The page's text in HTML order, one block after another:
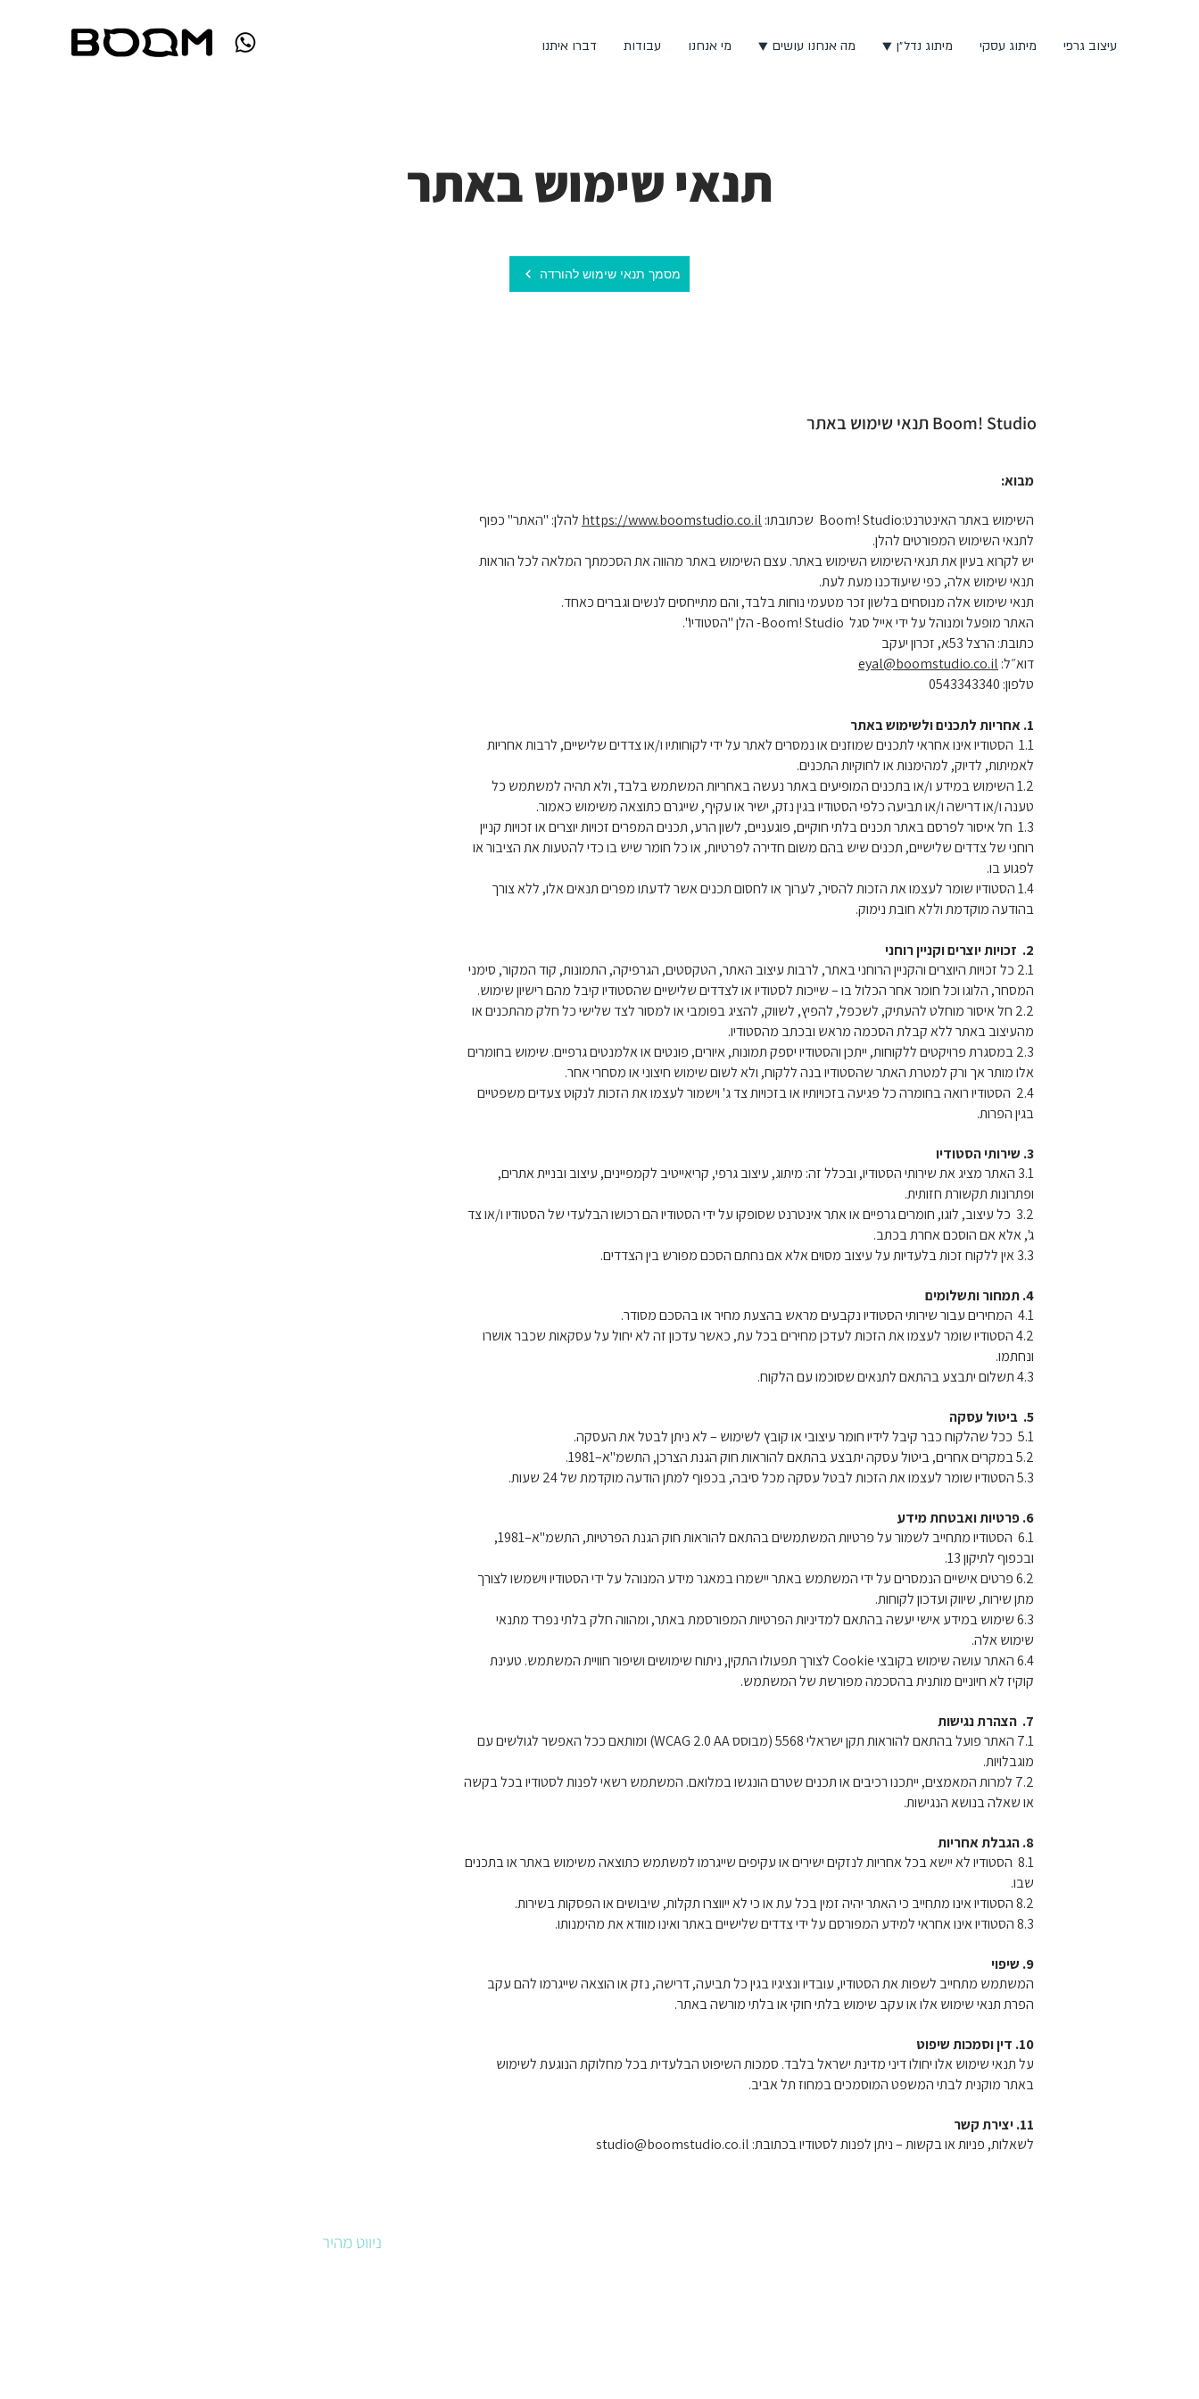
עיצוב גרפי מיתוג עסקי מיתוג נדל״ן ▼ מה אנחנו עושים ▼ מי אנחנו עבודות דברו איתנו
מסמך תנאי שימוש להורדה
תנאי שימוש באתר Boom! Studio
מבוא:
השימוש באתר האינטרנט:Boom! Studio שכתובתו: https://www.boomstudio.co.il להלן: "האתר" כפוף
לתנאי השימוש המפורטים להלן.
יש לקרוא בעיון את תנאי השימוש השימוש באתר. עצם השימוש באתר מהווה את הסכמתך המלאה לכל הוראות
תנאי שימוש אלה, כפי שיעודכנו מעת לעת.
תנאי שימוש אלה מנוסחים בלשון זכר מטעמי נוחות בלבד, והם מתייחסים לנשים וגברים כאחד.
האתר מופעל ומנוהל על ידי אייל סגל Boom! Studio- הלן "הסטודיו".
כתובת: הרצל 53א, זכרון יעקב
דוא״ל: eyal@boomstudio.co.il
טלפון: 0543343340
1. אחריות לתכנים ולשימוש באתר
1.1 הסטודיו אינו אחראי לתכנים שמוזנים או נמסרים לאתר על ידי לקוחותיו ו/או צדדים שלישיים, לרבות אחריות
לאמיתות, לדיוק, למהימנות או לחוקיות התכנים.
1.2 השימוש במידע ו/או בתכנים המופיעים באתר נעשה באחריות המשתמש בלבד, ולא תהיה למשתמש כל
טענה ו/או דרישה ו/או תביעה כלפי הסטודיו בגין נזק, ישיר או עקיף, שייגרם כתוצאה משימוש כאמור.
1.3 חל איסור לפרסם באתר תכנים בלתי חוקיים, פוגעניים, לשון הרע, תכנים המפרים זכויות יוצרים או זכויות קניין
רוחני של צדדים שלישיים, תכנים שיש בהם משום חדירה לפרטיות, או כל חומר שיש בו כדי להטעות את הציבור או
לפגוע בו.
1.4 הסטודיו שומר לעצמו את הזכות להסיר, לערוך או לחסום תכנים אשר לדעתו מפרים תנאים אלו, ללא צורך
בהודעה מוקדמת וללא חובת נימוק.
2. זכויות יוצרים וקניין רוחני
2.1 כל זכויות היוצרים והקניין הרוחני באתר, לרבות עיצוב האתר, הטקסטים, הגרפיקה, התמונות, קוד המקור, סימני
המסחר, הלוגו וכל חומר אחר הכלול בו – שייכות לסטודיו או לצדדים שלישיים שהסטודיו קיבל מהם רישיון שימוש.
2.2 חל איסור מוחלט להעתיק, לשכפל, להפיץ, לשווק, להציג בפומבי או למסור לצד שלישי כל חלק מהתכנים או
מהעיצוב באתר ללא קבלת הסכמה מראש ובכתב מהסטודיו.
2.3 במסגרת פרויקטים ללקוחות, ייתכן והסטודיו יספק תמונות, איורים, פונטים או אלמנטים גרפיים. שימוש בחומרים
אלו מותר אך ורק למטרת האתר שהסטודיו בנה ללקוח, ולא לשום שימוש חיצוני או מסחרי אחר.
2.4 הסטודיו רואה בחומרה כל פגיעה בזכויותיו או בזכויות צד ג' וישמור לעצמו את הזכות לנקוט צעדים משפטיים
בגין הפרות.
3. שירותי הסטודיו
3.1 האתר מציג את שירותי הסטודיו, ובכלל זה: מיתוג, עיצוב גרפי, קריאייטיב לקמפיינים, עיצוב ובניית אתרים,
ופתרונות תקשורת חזותית.
3.2 כל עיצוב, לוגו, חומרים גרפיים או אתר אינטרנט שסופקו על ידי הסטודיו הם רכושו הבלעדי של הסטודיו ו/או צד
ג', אלא אם הוסכם אחרת בכתב.
3.3 אין ללקוח זכות בלעדיות על עיצוב מסוים אלא אם נחתם הסכם מפורש בין הצדדים.
4. תמחור ותשלומים
4.1 המחירים עבור שירותי הסטודיו נקבעים מראש בהצעת מחיר או בהסכם מסודר.
4.2 הסטודיו שומר לעצמו את הזכות לעדכן מחירים בכל עת, כאשר עדכון זה לא יחול על עסקאות שכבר אושרו
ונחתמו.
4.3 תשלום יתבצע בהתאם לתנאים שסוכמו עם הלקוח.
5. ביטול עסקה
5.1 ככל שהלקוח כבר קיבל לידיו חומר עיצובי או קובץ לשימוש – לא ניתן לבטל את העסקה.
5.2 במקרים אחרים, ביטול עסקה יתבצע בהתאם להוראות חוק הגנת הצרכן, התשמ"א–1981.
5.3 הסטודיו שומר לעצמו את הזכות לבטל עסקה מכל סיבה, בכפוף למתן הודעה מוקדמת של 24 שעות.
6. פרטיות ואבטחת מידע
6.1 הסטודיו מתחייב לשמור על פרטיות המשתמשים בהתאם להוראות חוק הגנת הפרטיות, התשמ"א–1981,
ובכפוף לתיקון 13.
6.2 פרטים אישיים הנמסרים על ידי המשתמש באתר יישמרו במאגר מידע המנוהל על ידי הסטודיו וישמשו לצורך
מתן שירות, שיווק ועדכון לקוחות.
6.3 שימוש במידע אישי יעשה בהתאם למדיניות הפרטיות המפורסמת באתר, ומהווה חלק בלתי נפרד מתנאי
שימוש אלה.
6.4 האתר עושה שימוש בקובצי Cookie לצורך תפעולו התקין, ניתוח שימושים ושיפור חוויית המשתמש. טעינת
קוקיז לא חיוניים מותנית בהסכמה מפורשת של המשתמש.
7. הצהרת נגישות
7.1 האתר פועל בהתאם להוראות תקן ישראלי 5568 (מבוסס WCAG 2.0 AA) ומותאם ככל האפשר לגולשים עם
מוגבלויות.
7.2 למרות המאמצים, ייתכנו רכיבים או תכנים שטרם הונגשו במלואם. המשתמש רשאי לפנות לסטודיו בכל בקשה
או שאלה בנושא הנגישות.
8. הגבלת אחריות
8.1 הסטודיו לא יישא בכל אחריות לנזקים ישירים או עקיפים שייגרמו למשתמש כתוצאה משימוש באתר או בתכנים
שבו.
8.2 הסטודיו אינו מתחייב כי האתר יהיה זמין בכל עת או כי לא ייווצרו תקלות, שיבושים או הפסקות בשירות.
8.3 הסטודיו אינו אחראי למידע המפורסם על ידי צדדים שלישיים באתר ואינו מוודא את מהימנותו.
9. שיפוי
המשתמש מתחייב לשפות את הסטודיו, עובדיו ונציגיו בגין כל תביעה, דרישה, נזק או הוצאה שייגרמו להם עקב
הפרת תנאי שימוש אלו או עקב שימוש בלתי חוקי או בלתי מורשה באתר.
10. דין וסמכות שיפוט
על תנאי שימוש אלו יחולו דיני מדינת ישראל בלבד. סמכות השיפוט הבלעדית בכל מחלוקת הנוגעת לשימוש
באתר מוקנית לבתי המשפט המוסמכים במחוז תל אביב.
11. יצירת קשר
לשאלות, פניות או בקשות – ניתן לפנות לסטודיו בכתובת: studio@boomstudio.co.il
ניווט מהיר